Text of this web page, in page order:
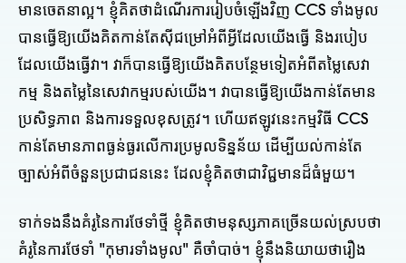
មានចេតនាល្អ។ ខ្ញុំគិតថាដំណើរការរៀបចំឡើងវិញ CCS ទាំងមូល
បានធ្វើឱ្យយើងគិតកាន់តែស៊ីជម្រៅអំពីអ្វីដែលយើងធ្វើ និងរបៀប
ដែលយើងធ្វើវា។ វាក៏បានធ្វើឱ្យយើងគិតបន្ថែមទៀតអំពីតម្លៃសេវា
កម្ម និងតម្លៃនៃសេវាកម្មរបស់យើង។ វាបានធ្វើឱ្យយើងកាន់តែមាន
ប្រសិទ្ធភាព និងការទទួលខុសត្រូវ។ ហើយឥឡូវនេះកម្មវិធី CCS
កាន់តែមានភាពធ្ងន់ធ្ងរលើការប្រមូលទិន្នន័យ ដើម្បីយល់កាន់តែ
ច្បាស់អំពីចំនួនប្រជាជននេះ ដែលខ្ញុំគិតថាជាវិជ្ជមានដ៏ធំមួយ។
ទាក់ទងនឹងគំរូនៃការថែទាំថ្មី ខ្ញុំគិតថាមនុស្សភាគច្រើនយល់ស្របថា
គំរូនៃការថែទាំ "កុមារទាំងមូល" គឺចាំបាច់។ ខ្ញុំនឹងនិយាយថារឿង